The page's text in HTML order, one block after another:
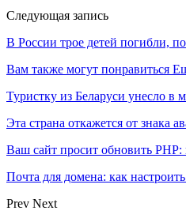
Следующая запись
В России трое детей погибли,
Вам также могут понравиться
Туристку из Беларуси унесло в
Эта страна откажется от знака
Ваш сайт просит обновить
Почта для домена: как
Prev Next